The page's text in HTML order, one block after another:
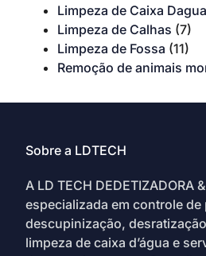
Limpeza de Caixa Dagua
Limpeza de Calhas (7)
Limpeza de Fossa (11)
Remoção de animais
Sobre a LDTECH
A LD TECH DEDETIZADORA
especializada em controle
descupinização,
limpeza de caixa d’água e